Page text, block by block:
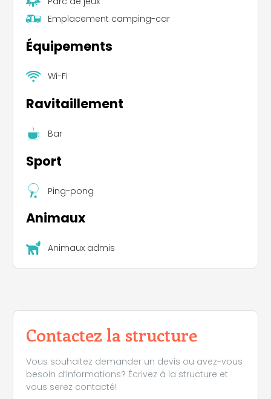
Emplacement camping-car
Équipements
Wi-Fi
Ravitaillement
Bar
Sport
Ping-pong
Animaux
Animaux admis
Contactez la structure
Vous souhaitez demander un devis ou avez-vous
besoin d’informations? Écrivez à la structure et
vous serez contacté!